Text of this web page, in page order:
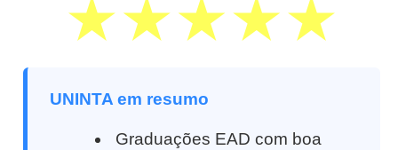
UNINTA em resumo
Graduações EAD com boa